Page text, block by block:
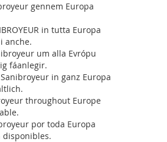
gennem Europa
in tutta Europa
anche.
um alla Evrópu
fáanlegir.
in ganz Europa
throughout Europe
por toda Europa
disponibles.